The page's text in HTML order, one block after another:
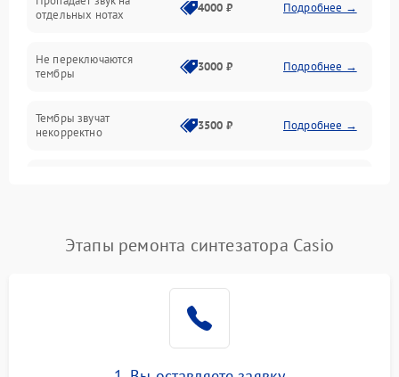
Оптика
Электроника
отдельных нотах
4000 ₽ Подробнее →
Не переключаются
тембры
3000 ₽ Подробнее →
Тембры звучат
некорректно
3500 ₽ Подробнее →
Этапы ремонта синтезатора Casio